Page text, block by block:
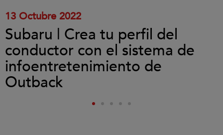
13 Octubre 2022
Subaru | Crea tu perfil del
conductor con el sistema de
infoentretenimiento de
Outback